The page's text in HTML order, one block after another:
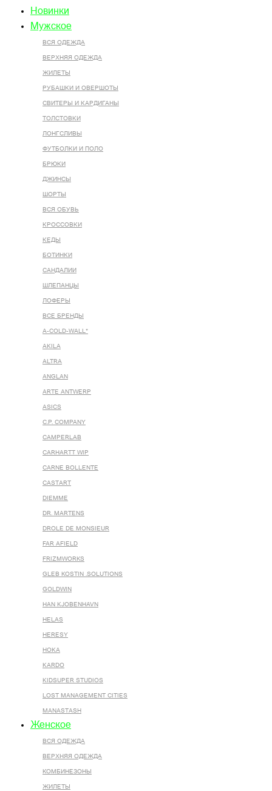
Новинки
Мужское
ВСЯ ОДЕЖДА
ВЕРХНЯЯ ОДЕЖДА
ЖИЛЕТЫ
РУБАШКИ И ОВЕРШОТЫ
СВИТЕРЫ И КАРДИГАНЫ
ТОЛСТОВКИ
ЛОНГСЛИВЫ
ФУТБОЛКИ И ПОЛО
БРЮКИ
ДЖИНСЫ
ШОРТЫ
ВСЯ ОБУВЬ
КРОССОВКИ
КЕДЫ
БОТИНКИ
САНДАЛИИ
ШЛЕПАНЦЫ
ЛОФЕРЫ
ВСЕ БРЕНДЫ
A-COLD-WALL*
AKILA
ALTRA
ANGLAN
ARTE ANTWERP
ASICS
C.P. COMPANY
CAMPERLAB
CARHARTT WIP
CARNE BOLLENTE
CASTART
DIEMME
DR. MARTENS
DROLE DE MONSIEUR
FAR AFIELD
FRIZMWORKS
GLEB KOSTIN .SOLUTIONS
GOLDWIN
HAN KJOBENHAVN
HELAS
HERESY
HOKA
KARDO
KIDSUPER STUDIOS
LOST MANAGEMENT CITIES
MANASTASH
Женское
ВСЯ ОДЕЖДА
ВЕРХНЯЯ ОДЕЖДА
КОМБИНЕЗОНЫ
ЖИЛЕТЫ